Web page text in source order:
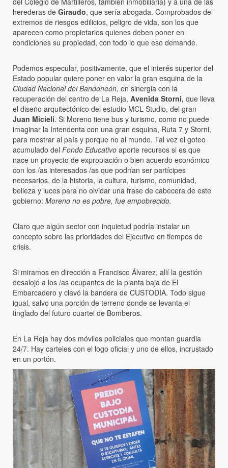
herederas de Giraudo, que sería abogada. Comprobados del
extremos de riesgos edilicios, peligro de vida, son los que
aparecen como propietarios quienes deben poner en
condiciones su propiedad, con todo lo que eso demande.
Podemos especular, positivamente, que el interés superior del
Estado popular quiere poner en valor la gran esquina de la
Ciudad Nacional del Bandoneón, en sinergia con la
recuperación del centro de La Reja, Avenida Storni, que lleva
el diseño arquitectónico del estudio MCL Studio, del gran
Juan Micieli. Si Moreno tiene bus y turismo, como no puede
imaginar la Intendenta con una gran esquina, Ruta 7 y Storni,
para mostrar al país y porque no al mundo. Tal vez el goteo
acumulado del Fondo Educativo aporte recursos si es que
nace un proyecto de expropiación o bien acuerdo económico
con los /as interesados /as que podrían ser partícipes
necesarios, de la historia, la cultura, turismo, comunidad,
belleza y luces para no olvidar una frase de cabecera de este
gobierno: Moreno no es pobre, fue empobrecido.
Claro que algún sector con inquietud podría instalar un
concepto sobre las prioridades del Ejecutivo en tiempos de
crisis.
Si miramos en dirección a Francisco Álvarez, allí la gestión
desalojó a los /as ocupantes de la planta baja de El
Embarcadero y clavó la bandera de CUSTODIA. Todo sigue
igual, salvo una porción de terreno donde se levanta el
tinglado del futuro cuartel de Bomberos.
En La Reja hay dos móviles policiales que montan guardia
24/7. Hay carteles con el logo oficial y uno de ellos, incrustado
en un portón.